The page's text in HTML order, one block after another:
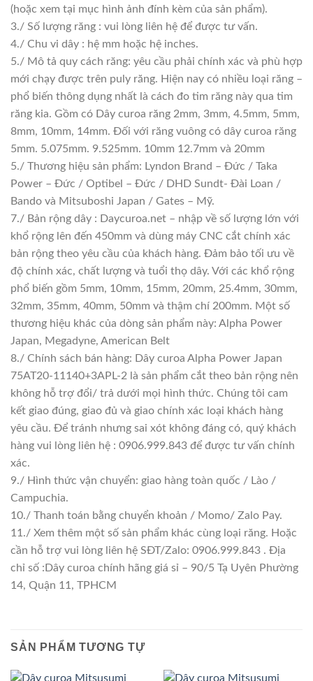
(hoặc xem tại mục hình ảnh đính kèm của sản phẩm).
3./ Số lượng răng : vui lòng liên hệ để được tư vấn.
4./ Chu vi dây : hệ mm hoặc hệ inches.
5./ Mô tả quy cách răng: yêu cầu phải chính xác và phù hợp
mới chạy được trên puly răng. Hiện nay có nhiều loại răng –
phổ biến thông dụng nhất là cách đo tim răng này qua tim
răng kia. Gồm có Dây curoa răng 2mm, 3mm, 4.5mm, 5mm,
8mm, 10mm, 14mm. Đối với răng vuông có dây curoa răng
5mm. 5.075mm. 9.525mm. 10mm 12.7mm và 20mm
5./ Thương hiệu sản phẩm: Lyndon Brand – Đức / Taka
Power – Đức / Optibel – Đức / DHD Sundt- Đài Loan /
Bando và Mitsuboshi Japan / Gates – Mỹ.
7./ Bản rộng dây : Daycuroa.net – nhập về số lượng lớn với
khổ rộng lên đến 450mm và dùng máy CNC cắt chính xác
bản rộng theo yêu cầu của khách hàng. Đảm bảo tối ưu về
độ chính xác, chất lượng và tuổi thọ dây. Với các khổ rộng
phổ biến gồm 5mm, 10mm, 15mm, 20mm, 25.4mm, 30mm,
32mm, 35mm, 40mm, 50mm và thậm chí 200mm. Một số
thương hiệu khác của dòng sản phẩm này: Alpha Power
Japan, Megadyne, American Belt
8./ Chính sách bán hàng: Dây curoa Alpha Power Japan
75AT20-11140+3APL-2 là sản phẩm cắt theo bản rộng nên
không hỗ trợ đổi/ trả dưới mọi hình thức. Chúng tôi cam
kết giao đúng, giao đủ và giao chính xác loại khách hàng
yêu cầu. Để tránh nhưng sai xót không đáng có, quý khách
hàng vui lòng liên hệ : 0906.999.843 để được tư vấn chính
xác.
9./ Hình thức vận chuyển: giao hàng toàn quốc / Lào /
Campuchia.
10./ Thanh toán bằng chuyển khoản / Momo/ Zalo Pay.
11./ Xem thêm một số sản phẩm khác cùng loại răng. Hoặc
cần hỗ trợ vui lòng liên hệ SĐT/Zalo: 0906.999.843 . Địa
chỉ số :Dây curoa chính hãng giá sỉ – 90/5 Tạ Uyên Phường
14, Quận 11, TPHCM
SẢN PHẨM TƯƠNG TỰ